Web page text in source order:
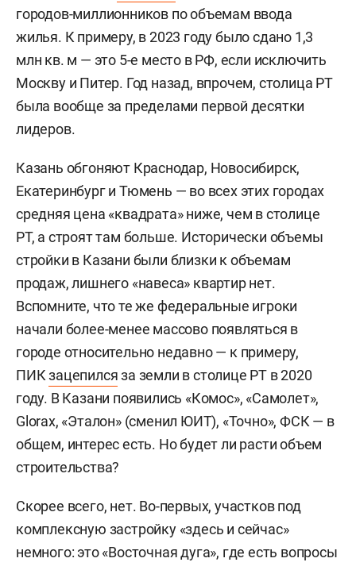
городов-миллионников по объемам ввода
жилья. К примеру, в 2023 году было сдано 1,3
млн кв. м — это 5-е место в РФ, если исключить
Москву и Питер. Год назад, впрочем, столица РТ
была вообще за пределами первой десятки
лидеров.
Казань обгоняют Краснодар, Новосибирск,
Екатеринбург и Тюмень — во всех этих городах
средняя цена «квадрата» ниже, чем в столице
РТ, а строят там больше. Исторически объемы
стройки в Казани были близки к объемам
продаж, лишнего «навеса» квартир нет.
Вспомните, что те же федеральные игроки
начали более-менее массово появляться в
городе относительно недавно — к примеру,
ПИКзацепилсяза земли в столице РТ в 2020
году. В Казани появились «Комос», «Самолет»,
Glorax, «Эталон» (сменил ЮИТ), «Точно», ФСК — в
общем, интерес есть. Но будет ли расти объем
строительства?
Скорее всего, нет. Во-первых, участков под
комплексную застройку «здесь и сейчас»
немного: это «Восточная дуга», где есть вопросы